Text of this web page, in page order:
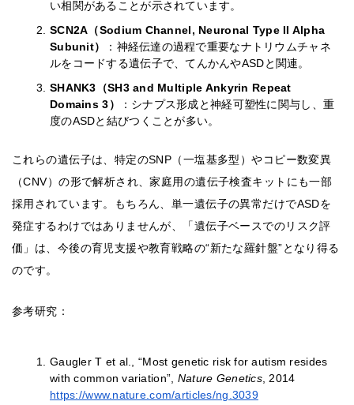
い相関があることが示されています。
SCN2A（Sodium Channel, Neuronal Type II Alpha
Subunit）
：神経伝達の過程で重要なナトリウムチャネ
ルをコードする遺伝子で、てんかんやASDと関連。
SHANK3（SH3 and Multiple Ankyrin Repeat
Domains 3）
：シナプス形成と神経可塑性に関与し、重
度のASDと結びつくことが多い。
これらの遺伝子は、特定のSNP（一塩基多型）やコピー数変異
（CNV）の形で解析され、家庭用の遺伝子検査キットにも一部
採用されています。もちろん、単一遺伝子の異常だけでASDを
発症するわけではありませんが、「遺伝子ベースでのリスク評
価」は、今後の育児支援や教育戦略の“新たな羅針盤”となり得る
のです。
参考研究：
Gaugler T et al., “Most genetic risk for autism resides
with common variation”, Nature Genetics, 2014
https://www.nature.com/articles/ng.3039